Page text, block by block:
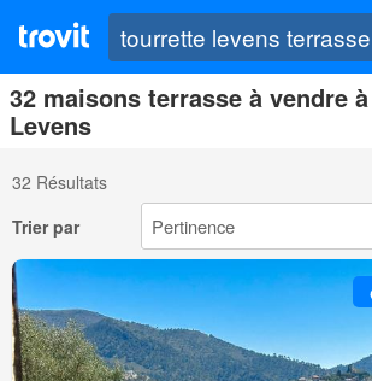
32 maisons terrasse à vendre
Levens
32 Résultats
Trier par